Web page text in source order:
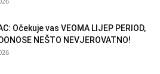
Očekuje vas VEOMA LIJEP PERIOD,
NEŠTO NEVJEROVATNO!